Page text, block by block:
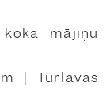
mājiņu
| Turlavas